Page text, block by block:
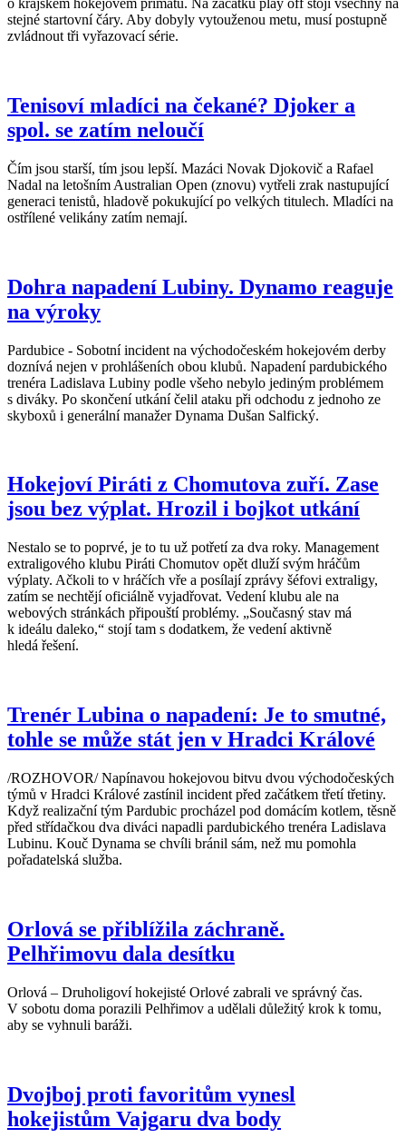
stejné startovní čáry. Aby dobyly vytouženou metu, musí postupně
zvládnout tři vyřazovací série.
Tenisoví mladíci na čekané? Djoker a
spol. se zatím neloučí
Čím jsou starší, tím jsou lepší. Mazáci Novak Djokovič a Rafael
Nadal na letošním Australian Open (znovu) vytřeli zrak nastupující
generaci tenistů, hladově pokukující po velkých titulech. Mladíci na
ostřílené velikány zatím nemají.
Dohra napadení Lubiny. Dynamo reaguje
na výroky
Pardubice - Sobotní incident na východočeském hokejovém derby
doznívá nejen v prohlášeních obou klubů. Napadení pardubického
trenéra Ladislava Lubiny podle všeho nebylo jediným problémem
s diváky. Po skončení utkání čelil ataku při odchodu z jednoho ze
skyboxů i generální manažer Dynama Dušan Salfický.
Hokejoví Piráti z Chomutova zuří. Zase
jsou bez výplat. Hrozil i bojkot utkání
Nestalo se to poprvé, je to tu už potřetí za dva roky. Management
extraligového klubu Piráti Chomutov opět dluží svým hráčům
výplaty. Ačkoli to v hráčích vře a posílají zprávy šéfovi extraligy,
zatím se nechtějí oficiálně vyjadřovat. Vedení klubu ale na
webových stránkách připouští problémy. „Současný stav má
k ideálu daleko,“ stojí tam s dodatkem, že vedení aktivně
hledá řešení.
Trenér Lubina o napadení: Je to smutné,
tohle se může stát jen v Hradci Králové
/ROZHOVOR/ Napínavou hokejovou bitvu dvou východočeských
týmů v Hradci Králové zastínil incident před začátkem třetí třetiny.
Když realizační tým Pardubic procházel pod domácím kotlem, těsně
před střídačkou dva diváci napadli pardubického trenéra Ladislava
Lubinu. Kouč Dynama se chvíli bránil sám, než mu pomohla
pořadatelská služba.
Orlová se přiblížila záchraně.
Pelhřimovu dala desítku
Orlová – Druholigoví hokejisté Orlové zabrali ve správný čas.
V sobotu doma porazili Pelhřimov a udělali důležitý krok k tomu,
aby se vyhnuli baráži.
Dvojboj proti favoritům vynesl
hokejistům Vajgaru dva body